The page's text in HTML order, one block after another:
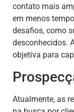
contato mais
em menos
desafios, como
desconhecidos.
objetiva para
Atualmente, as